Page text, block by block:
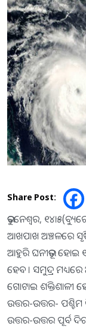
Share Post:
ଭୁବନେଶ୍ୱର,
ଆଖପାଖ ଅଞ୍ଚଳରେ
ଆହୁରି ଘନୀଭୂତ ହୋଇ
ହେବ । ସମୁଦ୍ର
ଗୋଟାଇ ଶକ୍ତିଶାଳୀ
ଉତ୍ତର-ଉତ୍ତର-
ଉତ୍ତର-ଉତ୍ତର ପୂର୍ବ